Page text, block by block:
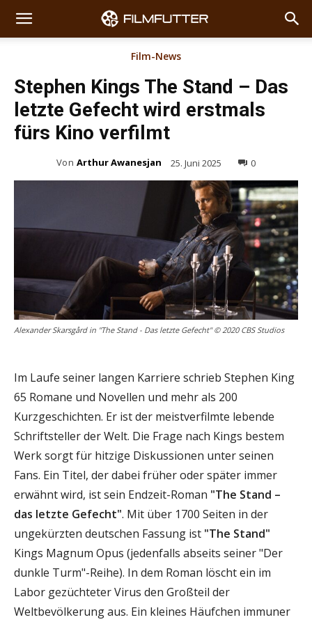
Film-News
Stephen Kings The Stand – Das
letzte Gefecht wird erstmals
fürs Kino verfilmt
Von Arthur Awanesjan 25. Juni 2025 0
Alexander Skarsgård in "The Stand - Das letzte Gefecht" © 2020 CBS Studios
Im Laufe seiner langen Karriere schrieb Stephen King
65 Romane und Novellen und mehr als 200
Kurzgeschichten. Er ist der meistverfilmte lebende
Schriftsteller der Welt. Die Frage nach Kings bestem
Werk sorgt für hitzige Diskussionen unter seinen
Fans. Ein Titel, der dabei früher oder später immer
erwähnt wird, ist sein Endzeit-Roman "The Stand –
das letzte Gefecht". Mit über 1700 Seiten in der
ungekürzten deutschen Fassung ist "The Stand"
Kings Magnum Opus (jedenfalls abseits seiner "Der
dunkle Turm"-Reihe). In dem Roman löscht ein im
Labor gezüchteter Virus den Großteil der
Weltbevölkerung aus. Ein kleines Häufchen immuner